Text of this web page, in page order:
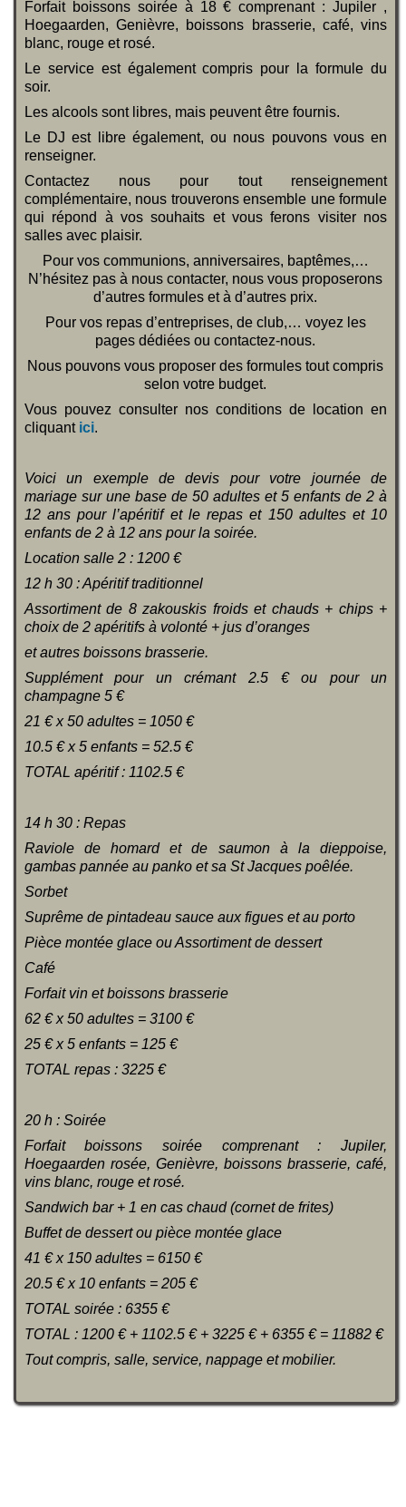
Forfait boissons soirée à 18 € comprenant : Jupiler ,
Hoegaarden, Genièvre, boissons brasserie, café, vins
blanc, rouge et rosé.
Le service est également compris pour la formule du
soir.
Les alcools sont libres, mais peuvent être fournis.
Le DJ est libre également, ou nous pouvons vous en
renseigner.
Contactez nous pour tout renseignement
complémentaire, nous trouverons ensemble une formule
qui répond à vos souhaits et vous ferons visiter nos
salles avec plaisir.
Pour vos communions, anniversaires, baptêmes,…
N’hésitez pas à nous contacter, nous vous proposerons
d’autres formules et à d’autres prix.
Pour vos repas d’entreprises, de club,… voyez les
pages dédiées ou contactez-nous.
Nous pouvons vous proposer des formules tout compris
selon votre budget.
Vous pouvez consulter nos conditions de location en
cliquant ici.
Voici un exemple de devis pour votre journée de
mariage sur une base de 50 adultes et 5 enfants de 2 à
12 ans pour l’apéritif et le repas et 150 adultes et 10
enfants de 2 à 12 ans pour la soirée.
Location salle 2 : 1200 €
12 h 30 : Apéritif traditionnel
Assortiment de 8 zakouskis froids et chauds + chips +
choix de 2 apéritifs à volonté + jus d’oranges
et autres boissons brasserie.
Supplément pour un crémant 2.5 € ou pour un
champagne 5 €
21 € x 50 adultes = 1050 €
10.5 € x 5 enfants = 52.5 €
TOTAL apéritif : 1102.5 €
14 h 30 : Repas
Raviole de homard et de saumon à la dieppoise,
gambas pannée au panko et sa St Jacques poêlée.
Sorbet
Suprême de pintadeau sauce aux figues et au porto
Pièce montée glace ou Assortiment de dessert
Café
Forfait vin et boissons brasserie
62 € x 50 adultes = 3100 €
25 € x 5 enfants = 125 €
TOTAL repas : 3225 €
20 h : Soirée
Forfait boissons soirée comprenant :Jupiler,
Hoegaarden rosée, Genièvre, boissons brasserie, café,
vins blanc, rouge et rosé.
Sandwich bar + 1 en cas chaud (cornet de frites)
Buffet de dessert ou pièce montée glace
41 € x 150 adultes = 6150 €
20.5 € x 10 enfants = 205 €
TOTAL soirée : 6355 €
TOTAL : 1200 € + 1102.5 € + 3225 € + 6355 € = 11882 €
Tout compris, salle, service, nappage et mobilier.